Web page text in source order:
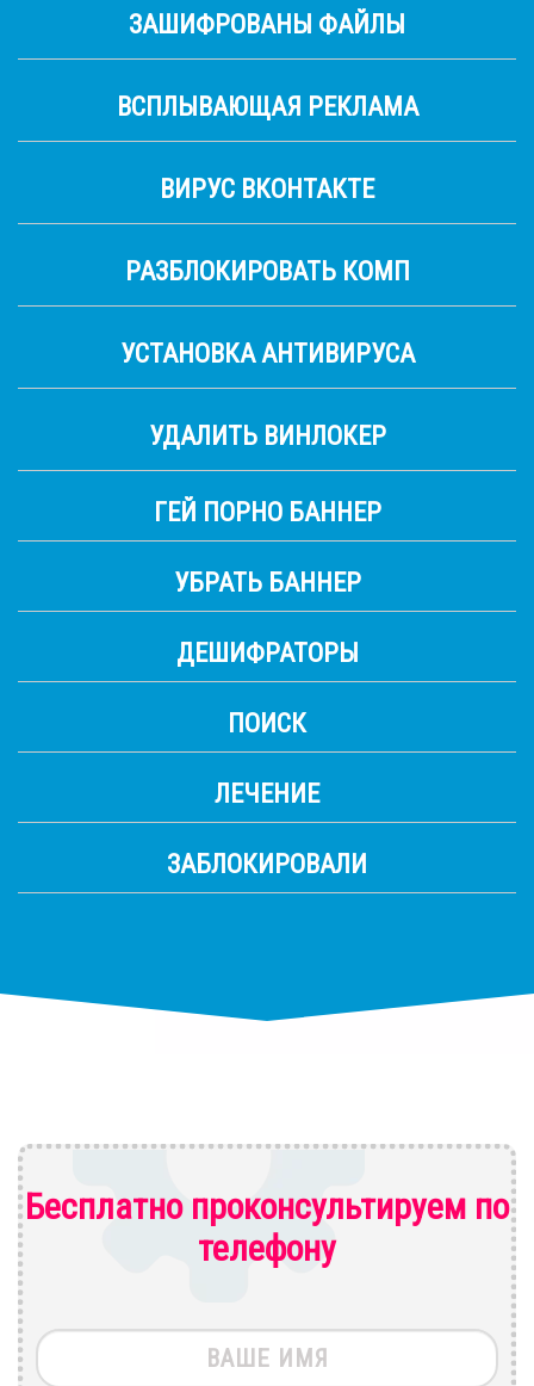
ЗАШИФРОВАНЫ ФАЙЛЫ
ВСПЛЫВАЮЩАЯ РЕКЛАМА
ВИРУС ВКОНТАКТЕ
РАЗБЛОКИРОВАТЬ КОМП
УСТАНОВКА АНТИВИРУСА
УДАЛИТЬ ВИНЛОКЕР
ГЕЙ ПОРНО БАННЕР
УБРАТЬ БАННЕР
ДЕШИФРАТОРЫ
ПОИСК
ЛЕЧЕНИЕ
ЗАБЛОКИРОВАЛИ
Бесплатно проконсультируем по
телефону